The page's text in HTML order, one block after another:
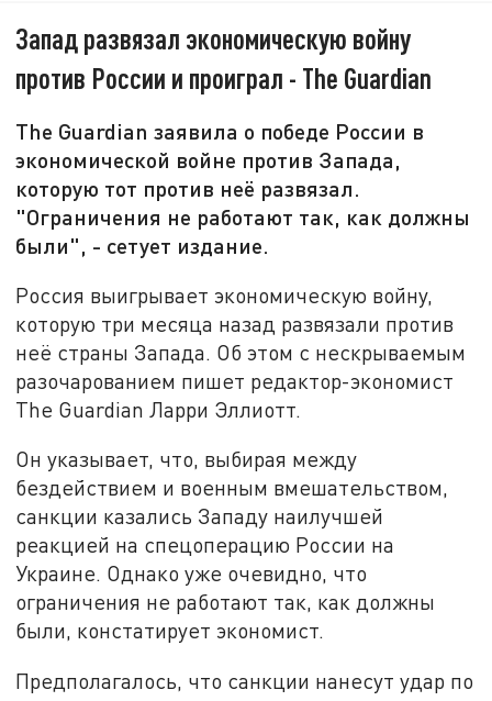
Запад развязал экономическую войну
против России и проиграл - The Guardian
The Guardian заявила о победе России в
экономической войне против Запада,
которую тот против неё развязал.
"Ограничения не работают так, как должны
были", - сетует издание.
Россия выигрывает экономическую войну,
которую три месяца назад развязали против
неё страны Запада. Об этом с нескрываемым
разочарованием пишет редактор-экономист
The Guardian Ларри Эллиотт.
Он указывает, что, выбирая между
бездействием и военным вмешательством,
санкции казались Западу наилучшей
реакцией на спецоперацию России на
Украине. Однако уже очевидно, что
ограничения не работают так, как должны
были, констатирует экономист.
Предполагалось, что санкции нанесут удар по